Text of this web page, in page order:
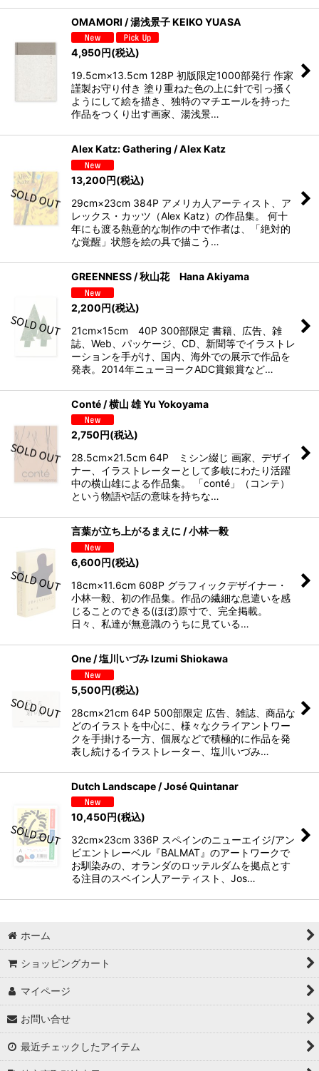
OMAMORI / 湯浅景子 KEIKO YUASA
4,950円(税込)
19.5cm×13.5cm 128P 初版限定1000部発行 作家
謹製お守り付き 塗り重ねた色の上に針で引っ掻く
ようにして絵を描き、独特のマチエールを持った
作品をつくり出す画家、湯浅景…
Alex Katz: Gathering / Alex Katz
13,200円(税込)
29cm×23cm 384P アメリカ人アーティスト、ア
レックス・カッツ（Alex Katz）の作品集。 何十
年にも渡る熱意的な制作の中で作者は、「絶対的
な覚醒」状態を絵の具で描こう…
GREENNESS / 秋山花 Hana Akiyama
2,200円(税込)
21cm×15cm 40P 300部限定 書籍、広告、雑
誌、Web、パッケージ、CD、新聞等でイラストレ
ーションを手がけ、国内、海外での展示で作品を
発表。2014年ニューヨークADC賞銀賞など…
Conté / 横山 雄 Yu Yokoyama
2,750円(税込)
28.5cm×21.5cm 64P ミシン綴じ 画家、デザイ
ナー、イラストレーターとして多岐にわたり活躍
中の横山雄による作品集。 「conté」（コンテ）
という物語や話の意味を持ちな…
言葉が立ち上がるまえに / 小林一毅
6,600円(税込)
18cm×11.6cm 608P グラフィックデザイナー・
小林一毅、初の作品集。作品の繊細な息遣いを感
じることのできる(ほぼ)原寸で、完全掲載。
日々、私達が無意識のうちに見ている…
One / 塩川いづみ Izumi Shiokawa
5,500円(税込)
28cm×21cm 64P 500部限定 広告、雑誌、商品な
どのイラストを中心に、様々なクライアントワー
クを手掛ける一方、個展などで積極的に作品を発
表し続けるイラストレーター、塩川いづみ…
Dutch Landscape / José Quintanar
10,450円(税込)
32cm×23cm 336P スペインのニューエイジ/アン
ビエントレーベル『BALMAT』のアートワークで
お馴染みの、オランダのロッテルダムを拠点とす
る注目のスペイン人アーティスト、Jos…
ホーム
ショッピングカート
マイページ
お問い合せ
最近チェックしたアイテム